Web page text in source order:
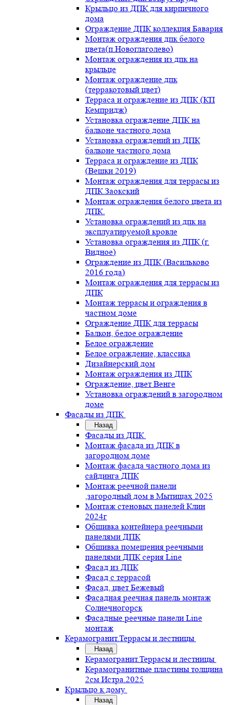
Крыльцо из ДПК для кирпичного
дома
Ограждение ДПК коллекция Бавария
Монтаж ограждения дпк белого
цвета(п.Новоглаголево)
Монтаж ограждения из дпк на
крыльце
Монтаж ограждение дпк
(терракотовый цвет)
Терраса и ограждение из ДПК (КП
Кемпридж)
Установка ограждение ДПК на
балконе частного дома
Установка ограждений из ДПК
балконе частного дома
Терраса и ограждение из ДПК
(Вешки 2019)
Монтаж ограждения для террасы из
ДПК.Заокский
Монтаж ограждения белого цвета из
ДПК.
Установка ограждений из дпк на
эксплуатируемой кровле
Установка ограждения из ДПК (г.
Видное)
Ограждение из ДПК (Васильково
2016 года)
Монтаж ограждения для террасы из
ДПК
Монтаж террасы и ограждения в
частном доме
Ограждение ДПК для террасы
Балкон, белое ограждение
Белое ограждение
Белое ограждение, классика
Дизайнерский дом
Монтаж ограждения из ДПК
Ограждение, цвет Венге
Установка ограждений в загородном
доме
Фасады из ДПК
Назад
Фасады из ДПК
Монтаж фасада из ДПК в
загородном доме
Монтаж фасада частного дома из
сайдинга ДПК
Монтаж реечной панели
,загородный дом в Мытищах 2025
Монтаж стеновых панелей Клин
2024г
Обшивка контейнера реечными
панелями ДПК
Обшивка помещения реечными
панелями ДПК серия Line
Фасад из ДПК
Фасад с террасой
Фасад, цвет Бежевый
Фасадная реечная панель монтаж
Солнечногорск
Фасадные реечные панели Line
монтаж
Керамогранит.Террасы и лестницы
Назад
Керамогранит.Террасы и лестницы
Керамогранитные пластины толщина
2см Истра.2025
Крыльцо к дому
Назад